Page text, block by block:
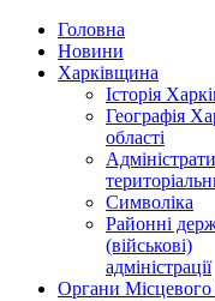
Головна
Новини
Харківщина
Історія
Географія
області
Символіка
Районні
(військові)
адміністрації
Органи